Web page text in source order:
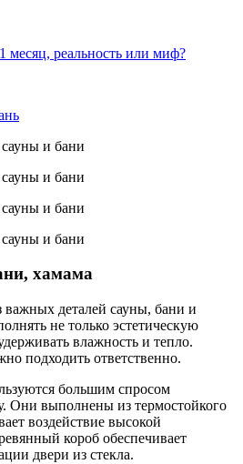
месяц, реальность или миф?
хамама
важных деталей сауны, бани и
не только эстетическую
влажность и тепло.
подходить ответственно.
большим спросом
Они выполнены из термостойкого
воздействие высокой
короб обеспечивает
двери из стекла.